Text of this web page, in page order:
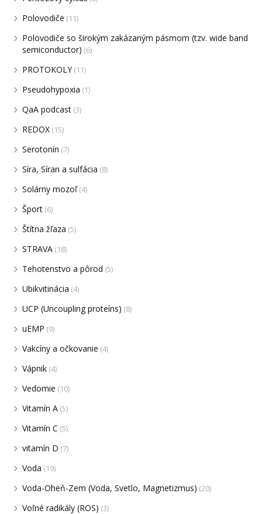
Polovodiče (11)
Polovodiče so širokým zakázaným pásmom (tzv. wide band
semiconductor) (6)
PROTOKOLY(11)
Pseudohypoxia (1)
QaA podcast (3)
REDOX (15)
Serotonín (7)
Síra, Síran a sulfácia (8)
Solárny mozoľ(4)
Šport (6)
Štítna žľaza (5)
STRAVA (18)
Tehotenstvo a pôrod (5)
Ubikvitinácia (4)
UCP (Uncoupling proteíns) (8)
uEMP (9)
Vakcíny a očkovanie (4)
Vápnik (4)
Vedomie (10)
Vitamín A (5)
Vitamín C (5)
vitamín D (7)
Voda (19)
Voda-Oheň-Zem (Voda, Svetlo, Magnetizmus) (20)
Voľné radikály (ROS) (3)